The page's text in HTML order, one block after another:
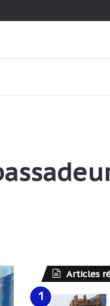
publique
Articles